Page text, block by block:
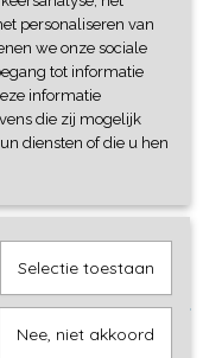
personaliseren van
we onze sociale
tot informatie
informatie
die zij mogelijk
diensten of die u hen
Selectie toestaan
Nee, niet akkoord